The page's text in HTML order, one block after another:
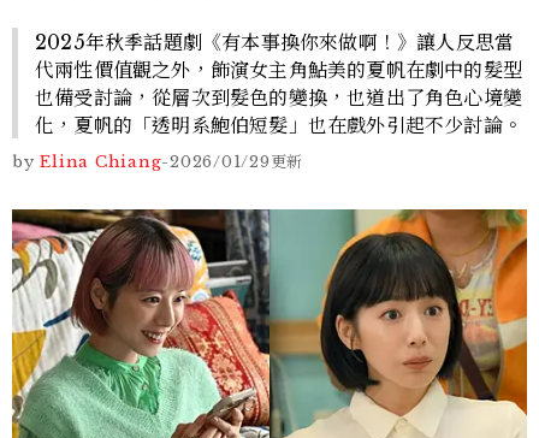
2025年秋季話題劇《有本事換你來做啊！》讓人反思當
代兩性價值觀之外，飾演女主角鮎美的夏帆在劇中的髮型
也備受討論，從層次到髮色的變換，也道出了角色心境變
化，夏帆的「透明系鮑伯短髮」也在戲外引起不少討論。
by Elina Chiang-2026/01/29更新